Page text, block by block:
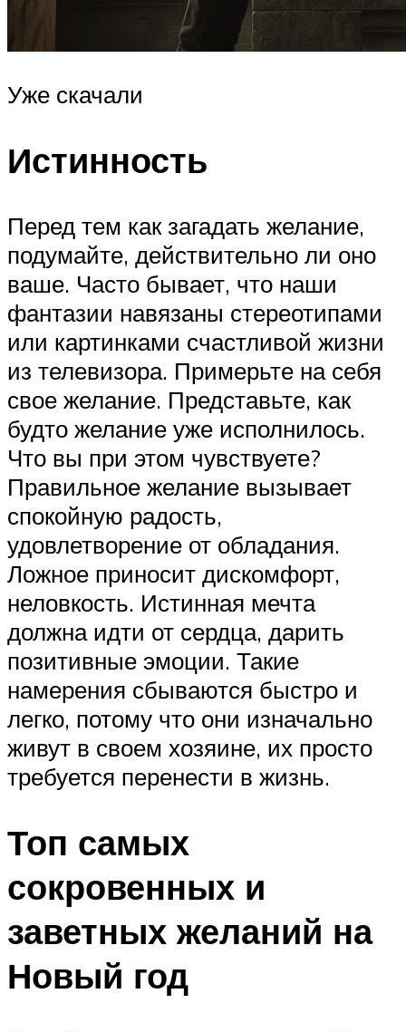
Уже скачали
Истинность
Перед тем как загадать желание,
подумайте, действительно ли оно
ваше. Часто бывает, что наши
фантазии навязаны стереотипами
или картинками счастливой жизни
из телевизора. Примерьте на себя
свое желание. Представьте, как
будто желание уже исполнилось.
Что вы при этом чувствуете?
Правильное желание вызывает
спокойную радость,
удовлетворение от обладания.
Ложное приносит дискомфорт,
неловкость. Истинная мечта
должна идти от сердца, дарить
позитивные эмоции. Такие
намерения сбываются быстро и
легко, потому что они изначально
живут в своем хозяине, их просто
требуется перенести в жизнь.
Топ самых
сокровенных и
заветных желаний на
Новый год